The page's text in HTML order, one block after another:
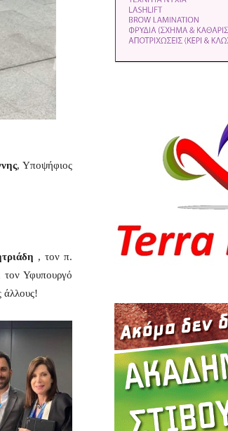
, Υποψήφιος
, τον π.
τον Υφυπουργό
άλλους!